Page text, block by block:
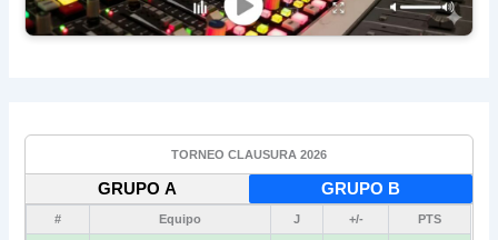
TORNEO CLAUSURA 2026
GRUPO A GRUPO B
# Equipo J +/- PTS